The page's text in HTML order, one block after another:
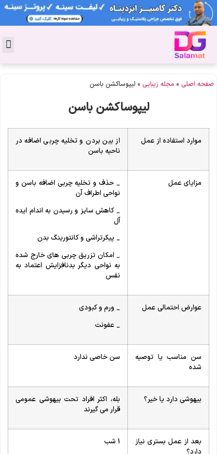
صفحه اصلی » مجله زیبایی » لیپوساکشن باسن
لیپوساکشن باسن
موارد استفاده از عمل
از بین بردن و تخلیه چربی اضافه در
ناحیه باسن
مزایای عمل
_ حذف و تخلیه چربی اضافه باسن و
نواحی اطراف آن
_ کاهش سایز و رسیدن به اندام ایده
آل
_ پیکرتراشی و کانتورینگ بدن
_ امکان تزریق چربی های خارج شده
به نواحی دیگر بدنافزایش اعتماد به
نفس
عوارض احتمالی عمل
_ ورم و کبودی
_ عفونت
سن مناسب یا توصیه
شده
سن خاصی ندارد
بیهوشی دارد یا خیر؟
بله، اکثر افراد تحت بیهوشی عمومی
قرار می گیرند
بعد از عمل بستری نیاز
1 شب